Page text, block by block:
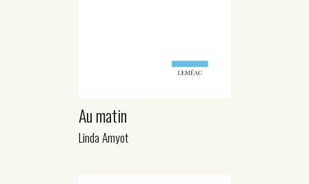
Au matin
Linda Amyot